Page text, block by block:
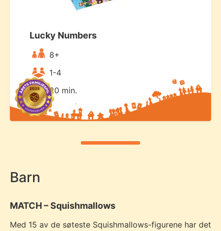
Lucky Numbers
8+
1-4
20 min.
Barn
MATCH – Squishmallows
Med 15 av de søteste Squishmallows-figurene har det